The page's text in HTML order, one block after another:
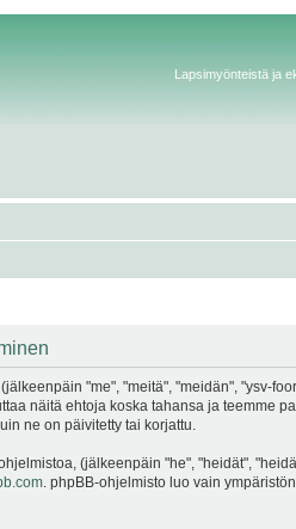
Lapsimyönteistä ja
"me", "meitä", "meidän", "ysv-
näitä ehtoja koska tahansa ja teemme
ne on päivitetty tai korjattu.
(jälkeenpäin "he", "heidät",
. phpBB-ohjelmisto luo vain